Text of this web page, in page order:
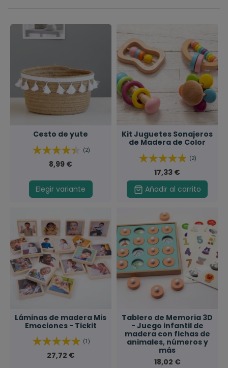
Cesto de yute
(2)
8,99 €
Elegir variante
Kit Juguetes Sonajeros
de Madera de Color
(2)
17,33 €
Añadir al carrito
Láminas de madera Mis
Emociones - Tickit
(1)
27,72 €
Tablero de Memoria 3D
- Juego infantil de
madera con fichas de
animales, números y
más
18,02 €